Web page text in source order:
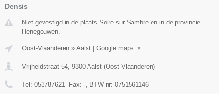
Densis
Niet gevestigd in de plaats Solre sur Sambre en in de provincie
Henegouwen.
Oost-Vlaanderen » Aalst Google maps ▼
Vrijheidstraat 54, 9300 Aalst (Oost-Vlaanderen)
Tel: 053787621, Fax: -, BTW-nr: 0751561146